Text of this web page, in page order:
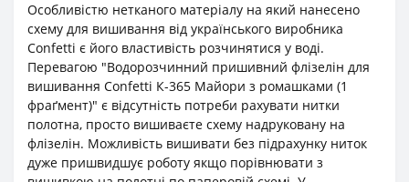
Особливістю нетканого матеріалу на який нанесено
схему для вишивання від українського виробника
Confetti є його властивість розчинятися у воді.
Перевагою "Водорозчинний пришивний флізелін для
вишивання Confetti К-365 Майори з ромашками (1
фраґмент)" є відсутність потреби рахувати нитки
полотна, просто вишиваєте схему надруковану на
флізелін. Можливість вишивати без підрахунку ниток
дуже пришвидшує роботу якщо порівнювати з